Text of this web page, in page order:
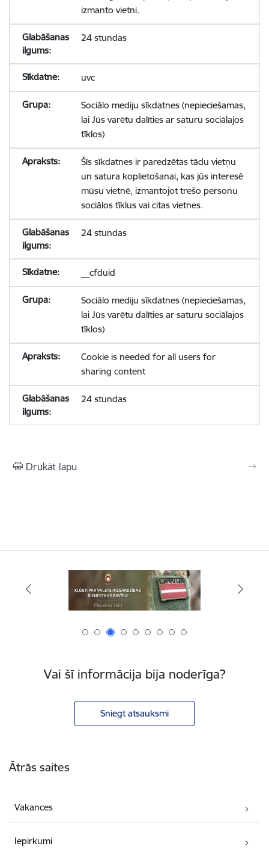
izmanto vietni.
24 stundas
uvc
Sociālo mediju sīkdatnes (nepieciešamas,
lai Jūs varētu dalīties ar saturu sociālajos
tīklos)
Šīs sīkdatnes ir paredzētas tādu vietņu
un satura koplietošanai, kas jūs interesē
mūsu vietnē, izmantojot trešo personu
sociālos tīklus vai citas vietnes.
24 stundas
__cfduid
Sociālo mediju sīkdatnes (nepieciešamas,
lai Jūs varētu dalīties ar saturu sociālajos
tīklos)
Cookie is needed for all users for
sharing content
24 stundas
Drukāt lapu
Vai šī informācija bija noderīga?
Sniegt atsauksmi
Ātrās saites
Vakances
Iepirkumi